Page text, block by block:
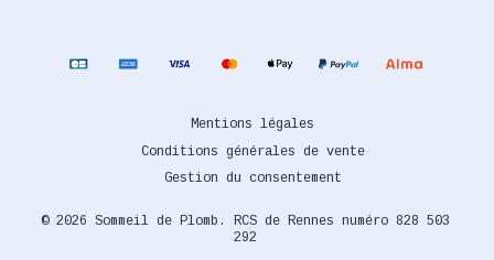
© 2026 Sommeil de Plomb. RCS de Rennes numéro 828 503
292
Mentions légales
Conditions générales de vente
Gestion du consentement